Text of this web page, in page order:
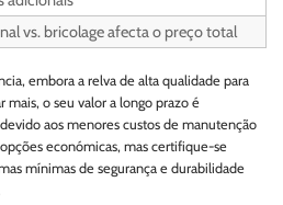
vs. bricolage afecta o preço total
embora a relva de alta qualidade para
mais, o seu valor a longo prazo é
aos menores custos de manutenção
económicas, mas certifique-se
mínimas de segurança e durabilidade